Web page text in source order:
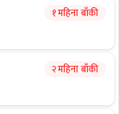
१ महिना बाँकी
२ महिना बाँकी